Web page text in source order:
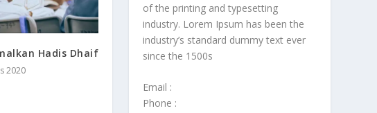
Hadis Dhaif
2020
of the printing and typesetting
industry. Lorem Ipsum has been the
industry’s standard dummy text ever
since the 1500s
Email :
Phone :